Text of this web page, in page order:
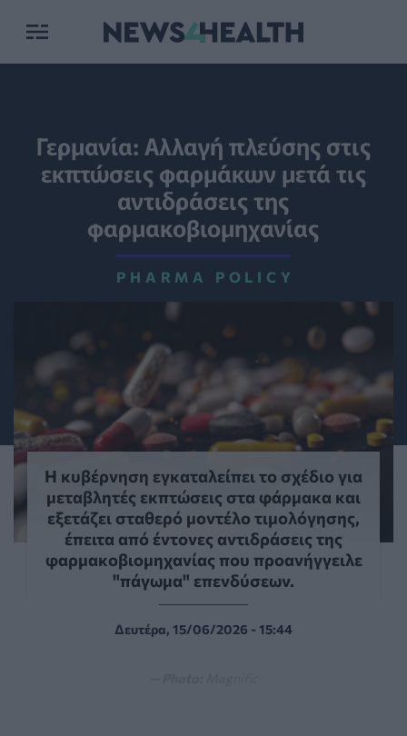
Γερμανία: Αλλαγή πλεύσης στις
εκπτώσεις φαρμάκων μετά τις
αντιδράσεις της
φαρμακοβιομηχανίας
PHARMA POLICY
Η κυβέρνηση εγκαταλείπει το σχέδιο για
μεταβλητές εκπτώσεις στα φάρμακα και
εξετάζει σταθερό μοντέλο τιμολόγησης,
έπειτα από έντονες αντιδράσεις της
φαρμακοβιομηχανίας που προανήγγειλε
"πάγωμα" επενδύσεων.
Δευτέρα, 15/06/2026 - 15:44